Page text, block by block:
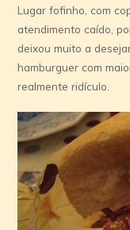
Lugar fofinho, com
atendimento caído,
deixou muito a
hamburguer com
realmente ridículo.